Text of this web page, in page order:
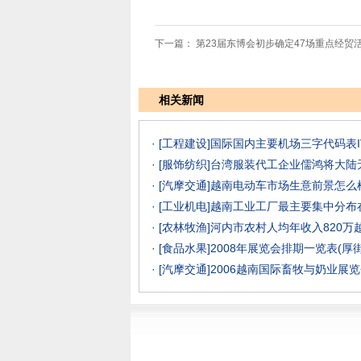
下一篇： 第23届东博会初步确定47场重点经贸
相关新闻
· [工程建设]国际国内主要机场三字代码表
· [服饰纺织]台湾服装代工企业儒鸿将大
· [汽摩交通]越南电动车市场生意前景怎
· [工业机电]越南工业工厂最主要集中分布
· [农林牧渔]河内市农村人均年收入820万
· [食品水果]2008年展览会排期一览表(厚
· [汽摩交通]2006越南国际畜牧与奶业展